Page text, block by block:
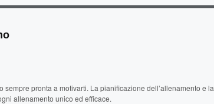
pronta a motivarti. La pianificazione dell’allenamento e la
allenamento unico ed efficace.